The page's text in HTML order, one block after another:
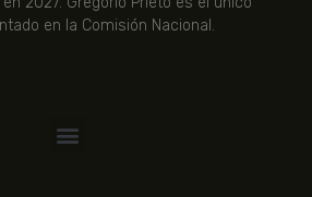
en la Comisión Nacional.